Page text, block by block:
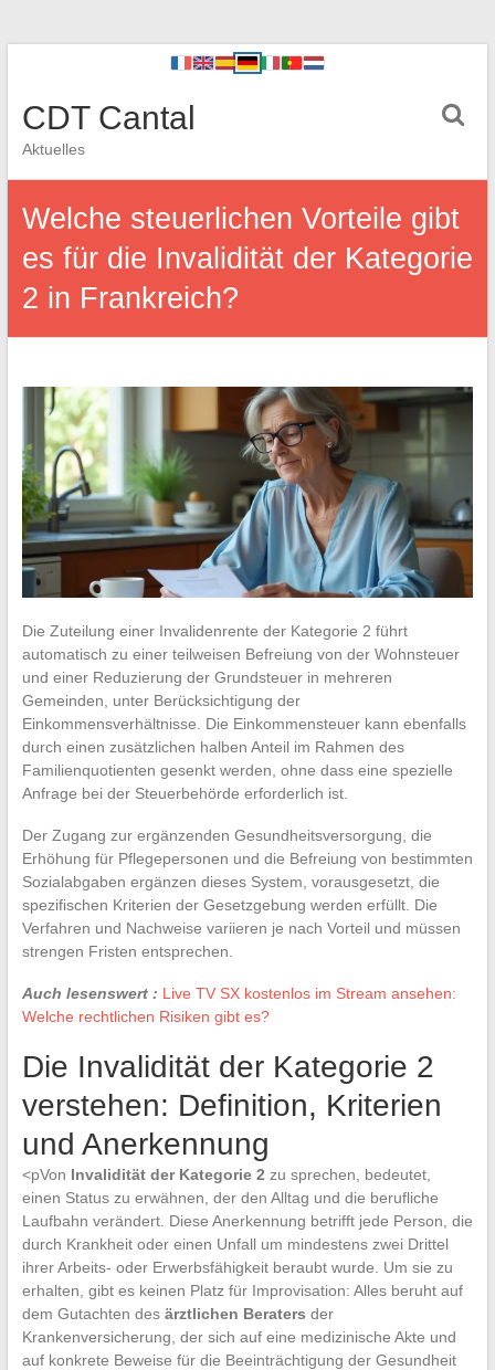
CDT Cantal
Aktuelles
Welche steuerlichen Vorteile gibt
es für die Invalidität der Kategorie
2 in Frankreich?
Die Zuteilung einer Invalidenrente der Kategorie 2 führt
automatisch zu einer teilweisen Befreiung von der Wohnsteuer
und einer Reduzierung der Grundsteuer in mehreren
Gemeinden, unter Berücksichtigung der
Einkommensverhältnisse. Die Einkommensteuer kann ebenfalls
durch einen zusätzlichen halben Anteil im Rahmen des
Familienquotienten gesenkt werden, ohne dass eine spezielle
Anfrage bei der Steuerbehörde erforderlich ist.
Der Zugang zur ergänzenden Gesundheitsversorgung, die
Erhöhung für Pflegepersonen und die Befreiung von bestimmten
Sozialabgaben ergänzen dieses System, vorausgesetzt, die
spezifischen Kriterien der Gesetzgebung werden erfüllt. Die
Verfahren und Nachweise variieren je nach Vorteil und müssen
strengen Fristen entsprechen.
Auch lesenswert : Live TV SX kostenlos im Stream ansehen:
Welche rechtlichen Risiken gibt es?
Die Invalidität der Kategorie 2
verstehen: Definition, Kriterien
und Anerkennung
<pVon Invalidität der Kategorie 2 zu sprechen, bedeutet,
einen Status zu erwähnen, der den Alltag und die berufliche
Laufbahn verändert. Diese Anerkennung betrifft jede Person, die
durch Krankheit oder einen Unfall um mindestens zwei Drittel
ihrer Arbeits- oder Erwerbsfähigkeit beraubt wurde. Um sie zu
erhalten, gibt es keinen Platz für Improvisation: Alles beruht auf
dem Gutachten des ärztlichen Beraters der
Krankenversicherung, der sich auf eine medizinische Akte und
auf konkrete Beweise für die Beeinträchtigung der Gesundheit